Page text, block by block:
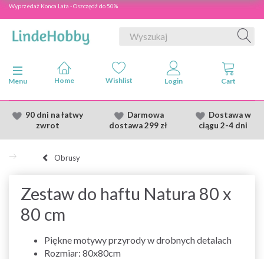
Wyprzedaż Konca Lata - Oszczędź do 50%
Przełącz nawigację
Menu
90 dni na łatwy
zwrot
Darmowa
dostawa299 zł
Dostawaw
ciągu 2-4 dni
Obrusy
Zestaw do haftu Natura 80 x
80 cm
Piękne motywy przyrody w drobnych detalach
Rozmiar: 80x80cm